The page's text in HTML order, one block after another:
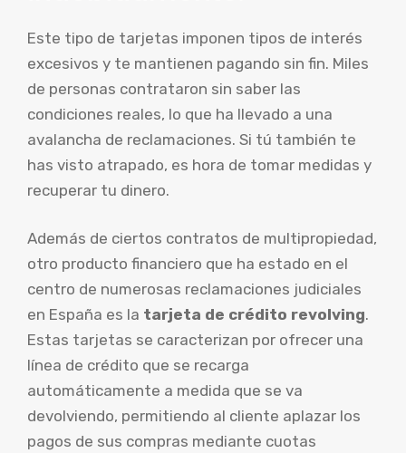
Este tipo de tarjetas imponen tipos de interés
excesivos y te mantienen pagando sin fin. Miles
de personas contrataron sin saber las
condiciones reales, lo que ha llevado a una
avalancha de reclamaciones. Si tú también te
has visto atrapado, es hora de tomar medidas y
recuperar tu dinero.
Además de ciertos contratos de multipropiedad,
otro producto financiero que ha estado en el
centro de numerosas reclamaciones judiciales
en España es la tarjeta de crédito revolving.
Estas tarjetas se caracterizan por ofrecer una
línea de crédito que se recarga
automáticamente a medida que se va
devolviendo, permitiendo al cliente aplazar los
pagos de sus compras mediante cuotas